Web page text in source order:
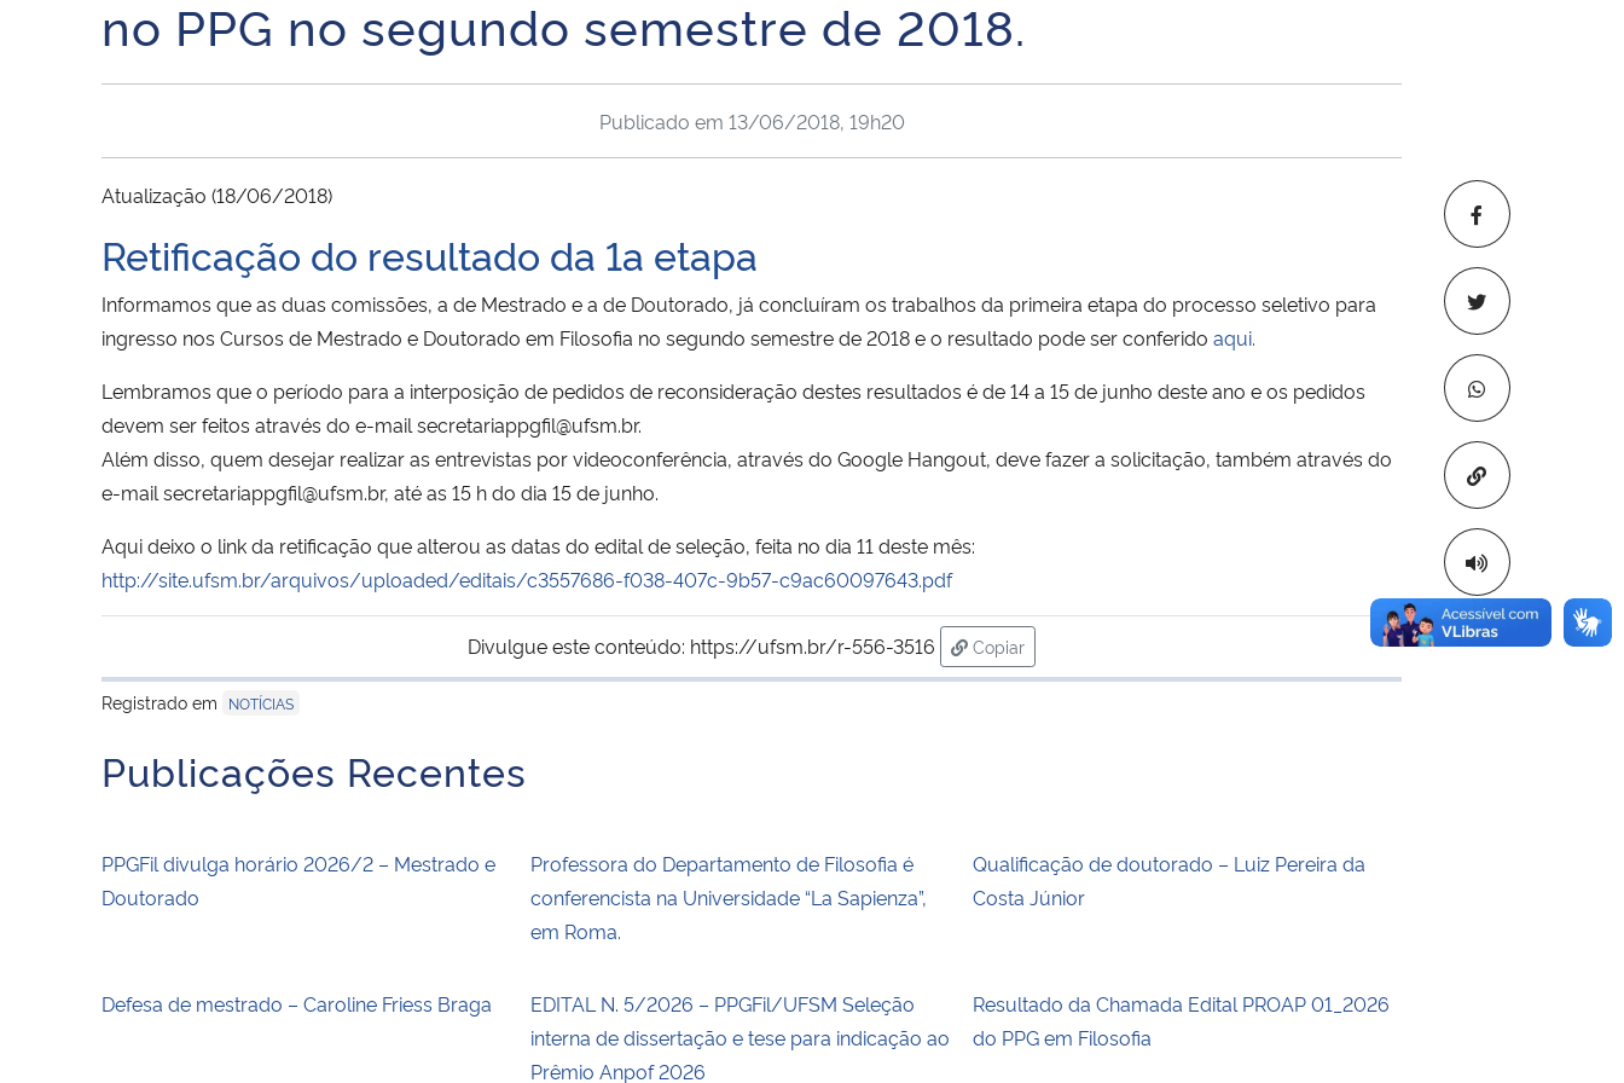
no PPG no segundo semestre de 2018.
Copiar para
Publicado em 13/06/2018, 19h20
Atualização (18/06/2018)
Retificação do resultado da 1a etapa
Informamos que as duas comissões, a de Mestrado e a de Doutorado, já concluíram os trabalhos da primeira etapa do processo seletivo para
ingresso nos Cursos de Mestrado e Doutorado em Filosofia no segundo semestre de 2018 e o resultado pode ser conferido aqui.
Lembramos que o período para a interposição de pedidos de reconsideração destes resultados é de 14 a 15 de junho deste ano e os pedidos
devem ser feitos através do e-mail secretariappgfil@ufsm.br.
Além disso, quem desejar realizar as entrevistas por videoconferência, através do Google Hangout, deve fazer a solicitação, também através do
e-mail secretariappgfil@ufsm.br, até as 15 h do dia 15 de junho.
Aqui deixo o link da retificação que alterou as datas do edital de seleção, feita no dia 11 deste mês:
http://site.ufsm.br/arquivos/uploaded/editais/c3557686-f038-407c-9b57-c9ac60097643.pdf
Divulgue este conteúdo: https://ufsm.br/r-556-3516
Copiar
para área de transferência
Registrado em
NOTÍCIAS
Publicações Recentes
PPGFil divulga horário 2026/2 – Mestrado e
Doutorado
Professora do Departamento de Filosofia é
conferencista na Universidade “La Sapienza”,
em Roma.
Qualificação de doutorado – Luiz Pereira da
Costa Júnior
Defesa de mestrado – Caroline Friess Braga
EDITAL N. 5/2026 – PPGFil/UFSM Seleção
interna de dissertação e tese para indicação ao
Prêmio Anpof 2026
Resultado da Chamada Edital PROAP 01_2026
do PPG em Filosofia